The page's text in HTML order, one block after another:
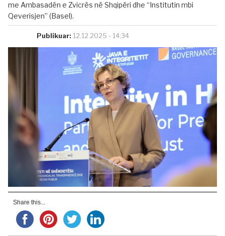
me Ambasadën e Zvicrës në Shqipëri dhe “Institutin mbi
Qeverisjen” (Basel).
Publikuar: 12.12.2025 - 14:34
Share this...